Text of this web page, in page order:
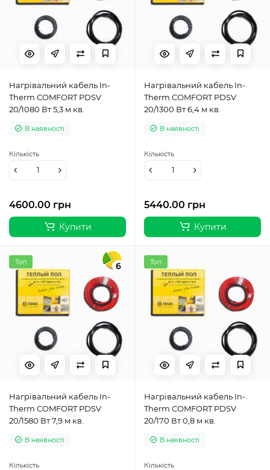
Нагрівальний кабель In-
Therm COMFORT PDSV
20/1080 Вт 5,3 м кв.
В наявності
4600.00 грн
Кількість
Купити
Нагрівальний кабель In-
Therm COMFORT PDSV
20/1300 Вт 6,4 м кв.
В наявності
5440.00 грн
Кількість
Купити
6
Топ
Нагрівальний кабель In-
Therm COMFORT PDSV
20/1580 Вт 7,9 м кв.
В наявності
Кількість
Топ
Нагрівальний кабель In-
Therm COMFORT PDSV
20/170 Вт 0,8 м кв.
В наявності
Кількість